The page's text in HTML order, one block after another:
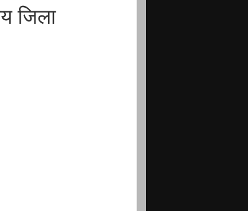
जिला